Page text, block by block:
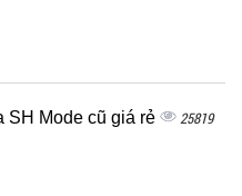
SH Mode cũ giá rẻ 25819